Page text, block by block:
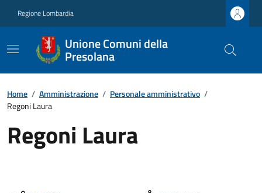
Regione Lombardia
Unione Comuni della
Presolana
Home / Amministrazione / Personale amministrativo /
Regoni Laura
Regoni Laura